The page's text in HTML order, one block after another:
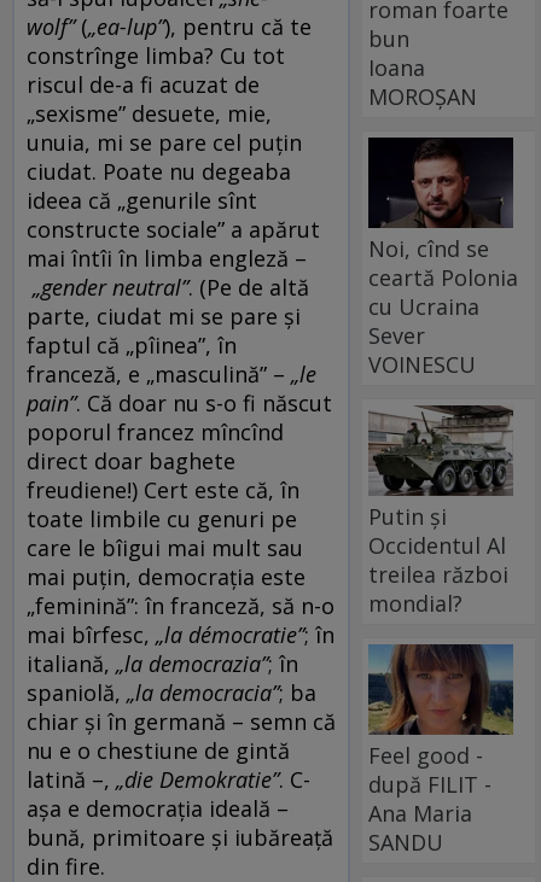
wolf”(„ea-lup”), pentru că te
constrînge limba? Cu tot
riscul de-a fi acuzat de
„sexisme” desuete, mie,
unuia, mi se pare cel puțin
ciudat. Poate nu degeaba
ideea că „genurile sînt
constructe sociale” a apărut
mai întîi în limba engleză –
„gender neutral”. (Pe de altă
parte, ciudat mi se pare și
faptul că „pîinea”, în
franceză, e „masculină” – „le
pain”. Că doar nu s-o fi născut
poporul francez mîncînd
direct doar baghete
freudiene!) Cert este că, în
toate limbile cu genuri pe
care le bîigui mai mult sau
mai puțin, democrația este
„feminină”: în franceză, să n-o
mai bîrfesc, „la démocratie”; în
italiană, „la democrazia”; în
spaniolă, „la democracia”; ba
chiar și în germană – semn că
nu e o chestiune de gintă
latină –, „die Demokratie”. C-
așa e democrația ideală –
bună, primitoare și iubăreață
din fire.
roman foarte
bun
Ioana
MOROȘAN
Noi, cînd se
ceartă Polonia
cu Ucraina
Sever
VOINESCU
Putin și
Occidentul Al
treilea război
mondial?
Feel good -
după FILIT -
Ana Maria
SANDU